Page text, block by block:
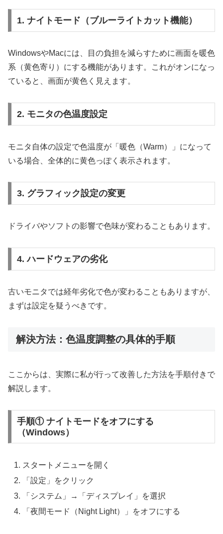
1. ナイトモード（ブルーライトカット機能）
WindowsやMacには、目の負担を減らすために画面を暖色
系（黄色寄り）にする機能があります。これがオンになっ
ていると、画面が黄色く見えます。
2. モニタの色温度設定
モニタ自体の設定で色温度が「暖色（Warm）」になって
いる場合、全体的に黄色っぽく表示されます。
3. グラフィック設定の変更
ドライバやソフトの影響で色味が変わることもあります。
4. ハードウェアの劣化
古いモニタでは経年劣化で色が変わることもありますが、
まずは設定を疑うべきです。
解決方法：色温度調整の具体的手順
ここからは、実際に私が行って改善した方法を手順付きで
解説します。
手順① ナイトモードをオフにする
（Windows）
スタートメニューを開く
「設定」をクリック
「システム」→「ディスプレイ」を選択
「夜間モード（Night Light）」をオフにする